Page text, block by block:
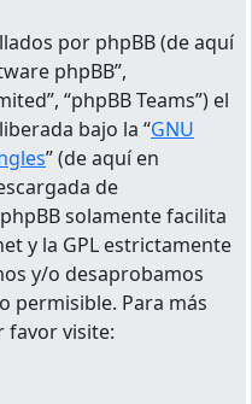
por phpBB (de aquí
phpBB”,
“phpBB Teams”) el
bajo la “GNU
” (de aquí en
de
solamente facilita
y la GPL estrictamente
y/o desaprobamos
permisible. Para más
favor visite: